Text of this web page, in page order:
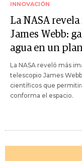
INNOVACIÓN
La NASA
James Webb:
agua en un
La NASA reveló más
telescopio James
científicos que
conforma el espacio.